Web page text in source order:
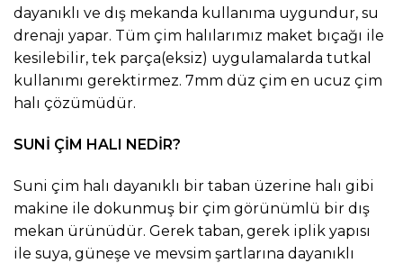
dayanıklı ve dış mekanda kullanıma uygundur, su
drenajı yapar. Tüm çim halılarımız maket bıçağı ile
kesilebilir, tek parça(eksiz) uygulamalarda tutkal
kullanımı gerektirmez. 7mm düz çim en ucuz çim
halı çözümüdür.
SUNİ ÇİM HALI NEDİR?
Suni çim halı dayanıklı bir taban üzerine halı gibi
makine ile dokunmuş bir çim görünümlü bir dış
mekan ürünüdür. Gerek taban, gerek iplik yapısı
ile suya, güneşe ve mevsim şartlarına dayanıklı